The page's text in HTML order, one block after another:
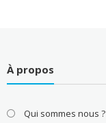
À propos
Qui sommes nous ?